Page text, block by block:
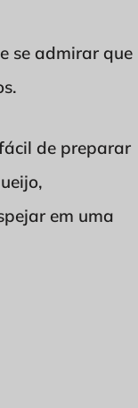
se admirar que
de preparar
em uma